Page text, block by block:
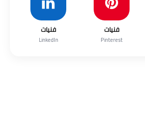
فنيات
Pinterest
فنيات
LinkedIn